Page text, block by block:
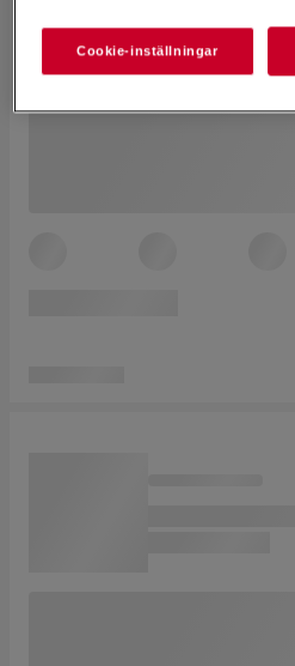
Cookie-inställningar